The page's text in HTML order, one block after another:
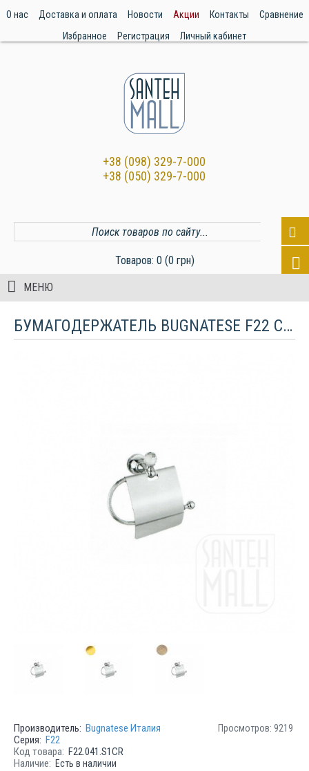
О нас Доставка и оплата Новости Акции Контакты
Сравнение
Избранное
Регистрация Личный кабинет
+38 (098) 329-7-000
+38 (050) 329-7-000
Товаров: 0 (0 грн)
МЕНЮ
БУМАГОДЕРЖАТЕЛЬ BUGNATESE F22 С КРИСТАЛЛОМ SWAROVSK
Просмотров: 9219
Производитель: Bugnatese Италия
Серия: F22
Код товара: F22.041.S1CR
Наличие: Есть в наличии